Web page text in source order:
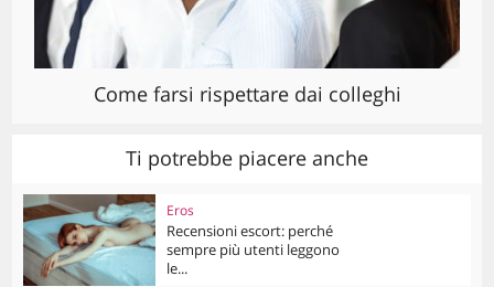
Come farsi rispettare dai colleghi
Ti potrebbe piacere anche
Eros
Recensioni escort: perché
sempre più utenti leggono
le...